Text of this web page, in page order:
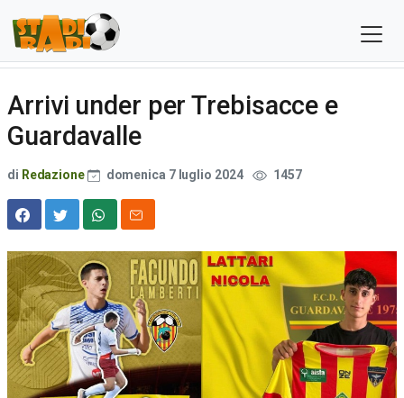
Arrivi under per Trebisacce e
Guardavalle
di Redazione domenica 7 luglio 2024 1457